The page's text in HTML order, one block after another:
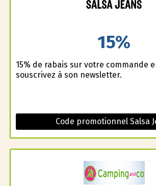
15%
15% de rabais sur votre commande
souscrivez à son newsletter.
Code promotionnel Salsa